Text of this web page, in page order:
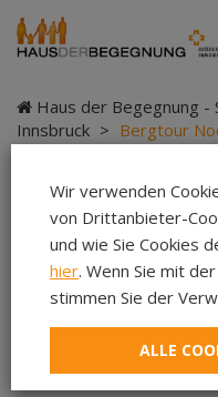
Haus der Begegnung -
Innsbruck > Bergtour
Wir verwenden
von Drittanbieter-
und wie Sie Cookies
hier. Wenn Sie mit
stimmen Sie der
ALLE